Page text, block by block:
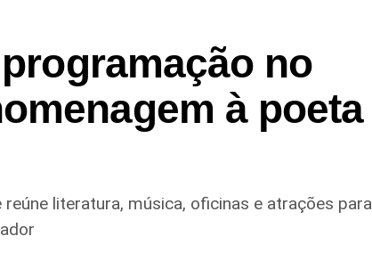
no
à poeta
literatura, música, oficinas e atrações para